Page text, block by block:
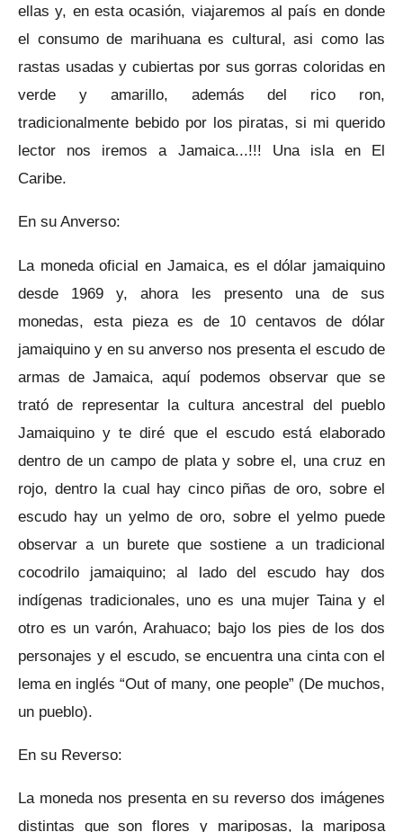
ellas y, en esta ocasión, viajaremos al país en donde
el consumo de marihuana es cultural, asi como las
rastas usadas y cubiertas por sus gorras coloridas en
verde y amarillo, además del rico ron,
tradicionalmente bebido por los piratas, si mi querido
lector nos iremos a Jamaica...!!! Una isla en El
Caribe.
En su Anverso:
La moneda oficial en Jamaica, es el dólar jamaiquino
desde 1969 y, ahora les presento una de sus
monedas, esta pieza es de 10 centavos de dólar
jamaiquino y en su anverso nos presenta el escudo de
armas de Jamaica, aquí podemos observar que se
trató de representar la cultura ancestral del pueblo
Jamaiquino y te diré que el escudo está elaborado
dentro de un campo de plata y sobre el, una cruz en
rojo, dentro la cual hay cinco piñas de oro, sobre el
escudo hay un yelmo de oro, sobre el yelmo puede
observar a un burete que sostiene a un tradicional
cocodrilo jamaiquino; al lado del escudo hay dos
indígenas tradicionales, uno es una mujer Taina y el
otro es un varón, Arahuaco; bajo los pies de los dos
personajes y el escudo, se encuentra una cinta con el
lema en inglés “Out of many, one people” (De muchos,
un pueblo).
En su Reverso:
La moneda nos presenta en su reverso dos imágenes
distintas que son flores y mariposas, la mariposa